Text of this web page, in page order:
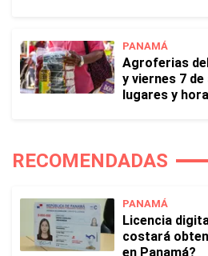
PANAMÁ
Agroferias
y viernes 7
lugares y
RECOMENDADAS
PANAMÁ
Licencia
costará
en Panamá?